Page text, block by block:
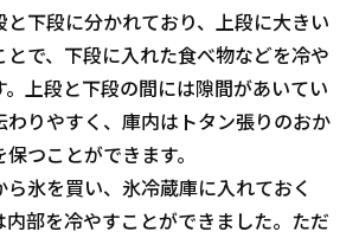
下段に分かれており、上段に大きい
で、下段に入れた食べ物などを冷や
上段と下段の間には隙間があいてい
わりやすく、庫内はトタン張りのおか
つことができます。
氷を買い、氷冷蔵庫に入れておく
内部を冷やすことができました。ただ